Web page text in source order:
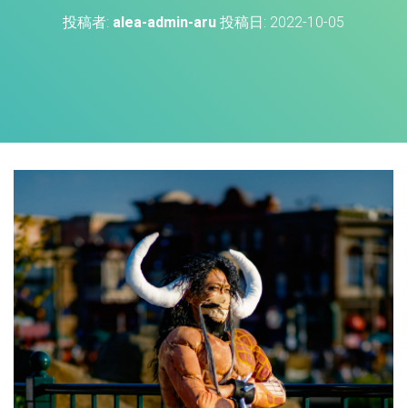
投稿者: alea-admin-aru 投稿日: 2022-10-05